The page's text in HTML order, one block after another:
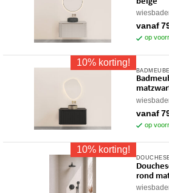
worden
op
de
vanaf
op
heeft
kan
gekozen
worden
op
de
10% korting!
vanaf
op
Dit
product
heeft
kan
gekozen
worden
10% korting!
rond
Dit
product
heeft